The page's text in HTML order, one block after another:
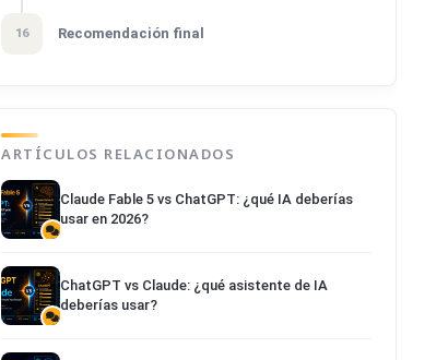
16 Recomendación final
ARTÍCULOS RELACIONADOS
Claude Fable 5 vs ChatGPT: ¿qué IA deberías
usar en 2026?
ChatGPT vs Claude: ¿qué asistente de IA
deberías usar?